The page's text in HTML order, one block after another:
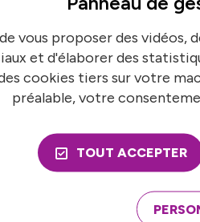
peuvent participer
pour inclure d’autres
seniors.
de haut niveau
globale, rassemble des
est le résident officiel de
vous proposer des vidéos,
et d'élaborer des
cookies tiers sur votre
préalable, votre
TOUT ACCEPTER